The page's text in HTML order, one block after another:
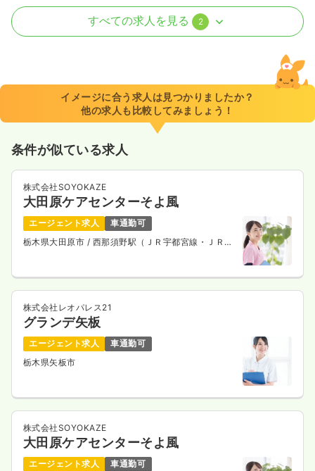
透析 正・准看護師
8:45～17:00（休憩75分）
日曜休み
4週8休以上 ブランク可 月給29万円以上可
気になる
日勤のみ（パート）
給与 時給1,200〜1,500円
時間 8:45～17:00（休憩60分）
すべての求人を見る 2
イメージに合う求人は見つかりましたか？
他の求人も比較してみましょう！
条件が似ている求人
株式会社SOYOKAZE
大田原ケアセンターそよ風
エージェント求人
車通勤可
栃木県大田原市 / 西那須野駅（ＪＲ宇都宮線・ＪＲ上
株式会社レオパレス21
グランデ矢板
エージェント求人
車通勤可
栃木県矢板市
株式会社SOYOKAZE
大田原ケアセンターそよ風
エージェント求人
車通勤可